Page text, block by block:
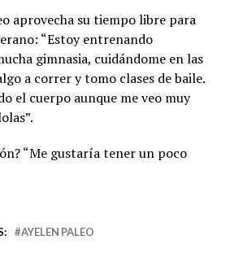
aprovecha su tiempo libre para
“Estoy entrenando
gimnasia, cuidándome en las
a correr y tomo clases de baile.
el cuerpo aunque me veo muy
“Me gustaría tener un poco
AYELEN PALEO